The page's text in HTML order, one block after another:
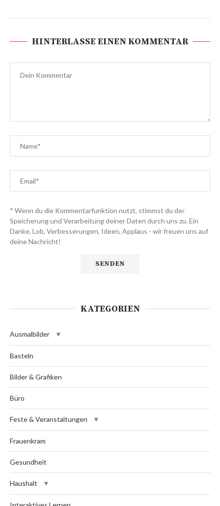
HINTERLASSE EINEN KOMMENTAR
* Wenn du die Kommentarfunktion nutzt, stimmst du der
Speicherung und Verarbeitung deiner Daten durch uns zu. Ein
Danke, Lob, Verbesserungen, Ideen, Applaus - wir freuen uns auf
deine Nachricht!
KATEGORIEN
Ausmalbilder
Basteln
Bilder & Grafiken
Büro
Feste & Veranstaltungen
Frauenkram
Gesundheit
Haushalt